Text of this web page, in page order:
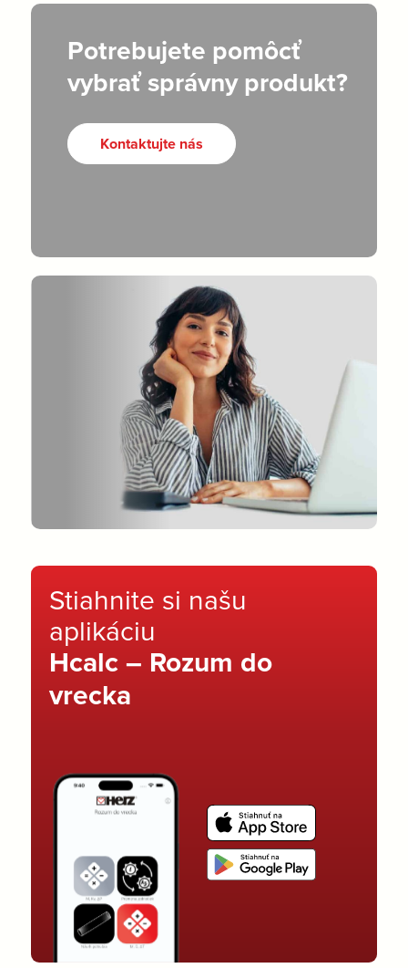
Potrebujete pomôcť
vybrať správny produkt?
Kontaktujte nás
Stiahnite si našu
aplikáciu
Hcalc – Rozum do
vrecka